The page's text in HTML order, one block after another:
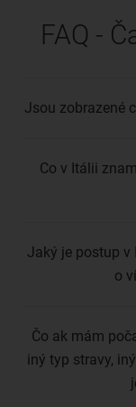
FAQ -
Jsou zobrazené
Co v Itálii
Jaký je postup v
o
Čo ak mám
iný typ stravy,